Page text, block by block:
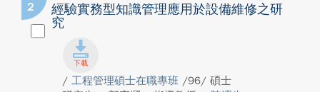
2
經驗實務型知識管理應用於設備維修之研
究
/ 工程管理碩士在職專班 /96/ 碩士